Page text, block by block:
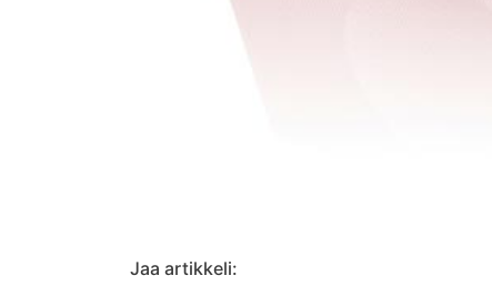
Jaa artikkeli: